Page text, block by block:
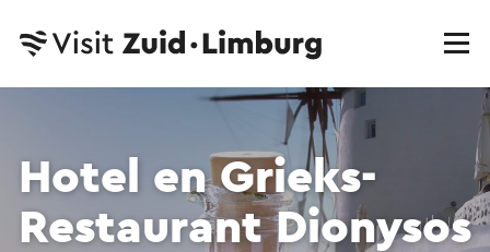
Hotel en Grieks-
Restaurant Dionysos